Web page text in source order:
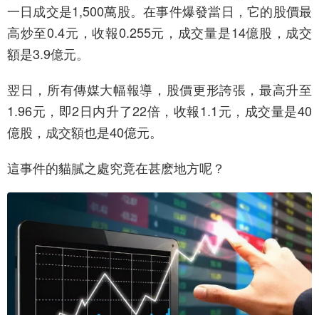
一日成交是1,500萬股。在事件爆發當日，它的股價最
高炒至0.4元，收報0.255元，成交量是14億股，成交
額是3.9億元。
翌日，所有傳媒大幅報導，股價更形誇張，最高升至
1.96元，即2日内升了22倍，收報1.1元，成交量是40
億股，成交額也是40億元。
這事件的貓膩之處究竟在甚麽地方呢？